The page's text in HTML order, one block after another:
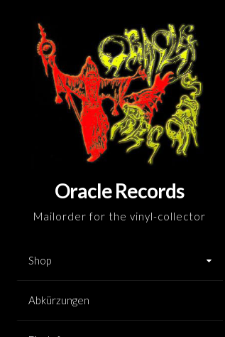
content
Oracle Records
Mailorder for the vinyl-collector
Shop
Abkürzungen